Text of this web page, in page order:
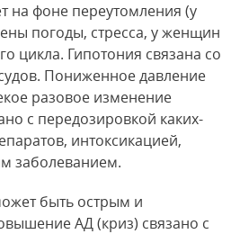
на фоне переутомления (у
погоды, стресса, у женщин
цикла. Гипотония связана со
Пониженное давление
разовое изменение
с передозировкой каких-
интоксикацией,
заболеванием.
быть острым и
АД (криз) связано с